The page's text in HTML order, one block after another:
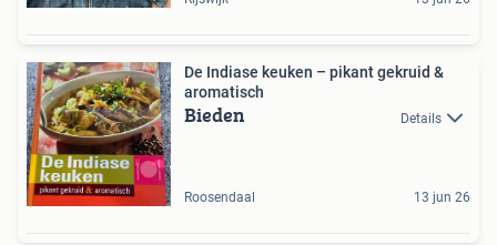
De Indiase keuken – pikant gekruid &
aromatisch
Bieden Details
Roosendaal 13 jun 26